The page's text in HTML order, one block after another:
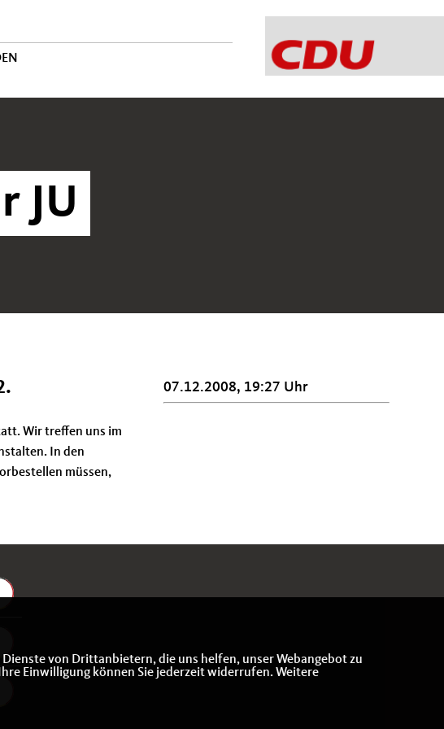
JU
Wir treffen uns im
In den
müssen,
07.12.2008, 19:27 Uhr
von Drittanbietern, die uns helfen, unser Webangebot zu
Einwilligung können Sie jederzeit widerrufen. Weitere